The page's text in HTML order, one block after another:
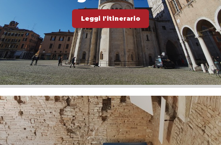
Leggi l'itinerario